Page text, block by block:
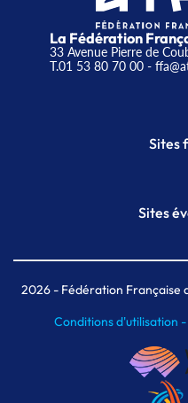
La Fédération
33 Avenue Pierre de
T.01 53 80 70 00-
Sites
Sites
Meeting
MAIF
2026- Fédération Française
Conditions d'utilisation -